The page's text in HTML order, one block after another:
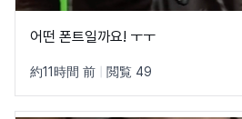
어떤 폰트일까요! ㅜㅜ
約11時間 前 閲覧 49